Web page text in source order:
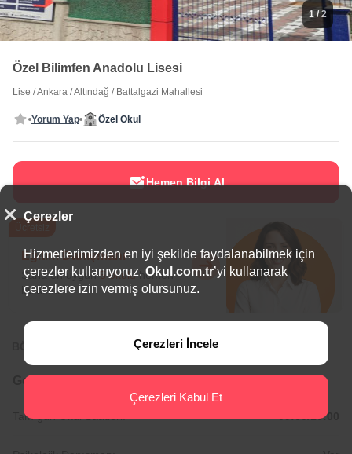
1 / 2
Özel Bilimfen Anadolu Lisesi
Lise /Ankara /Altındağ / Battalgazi Mahallesi
Yorum Yap Özel Okul
Hemen Bilgi Al
Eğitim Danışmanı
Sana en uygun5 okuluhemen
bulalım.
BÖLGEDE ÖNE ÇIKAN OKULLAR
Genel Bilgiler
Tam gün Okul Saatleri: 09:00/16:00
Çerezler
Hizmetlerimizden en iyi şekilde faydalanabilmek için
çerezler kullanıyoruz. Okul.com.tr’yi kullanarak
çerezlere izin vermiş olursunuz.
Çerezleri İncele
Çerezleri Kabul Et